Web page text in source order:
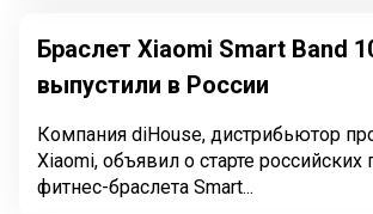
Браслет Xiaomi Smart Band
выпустили в России
Компания diHouse, дистрибьютор
Xiaomi, объявил о старте российских
фитнес-браслета Smart...